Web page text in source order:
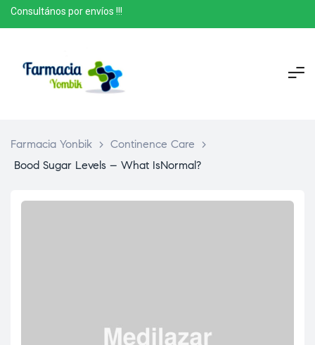
Consultános por envíos !!!
Farmacia Yonbik > Continence Care
>
Bood Sugar Levels – What IsNormal?